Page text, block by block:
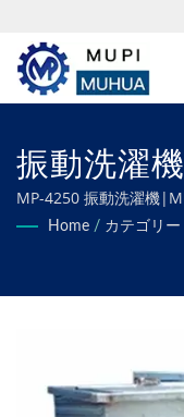
振動洗濯
断・ジュ
MP-4250 振動洗濯機
揚げ物、乾燥、脱水食
Home / カテゴリー